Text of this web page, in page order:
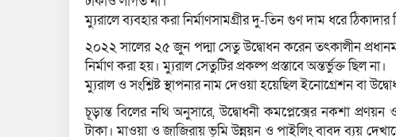
ম্যুরালে ব্যবহার করা নির্মাণসামগ্রীর দু-তিন গুণ দাম ধরে
২০২২ সালের ২৫ জুন পদ্মা সেতু উদ্বোধন করেন তৎকালীন
নির্মাণ করা হয়। ম্যুরাল সেতুটির প্রকল্প প্রস্তাবে অন্তর্ভুক্ত ছিল না।
ম্যুরাল ও সংশ্লিষ্ট স্থাপনার নাম দেওয়া হয়েছিল ইনোগ্রেশন বা
চূড়ান্ত বিলের নথি অনুসারে, উদ্বোধনী কমপ্লেক্সের নকশা
টাকা। মাওয়া ও জাজিরায় ভূমি উন্নয়ন ও পাইলিং বাবদ ব্যয়